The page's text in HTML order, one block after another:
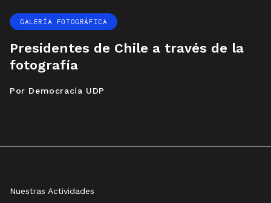
GALERÍA FOTOGRÁFICA
Presidentes de Chile a través de la
fotografía
Por Democracia UDP
Nuestras Actividades